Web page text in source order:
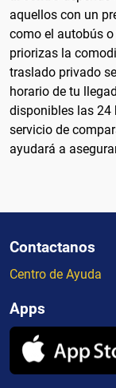
aquellos con un
como el autobús
priorizas la
traslado privado
horario de tu
disponibles las 24
servicio de
ayudará a
Contactanos
Centro de Ayuda
Apps